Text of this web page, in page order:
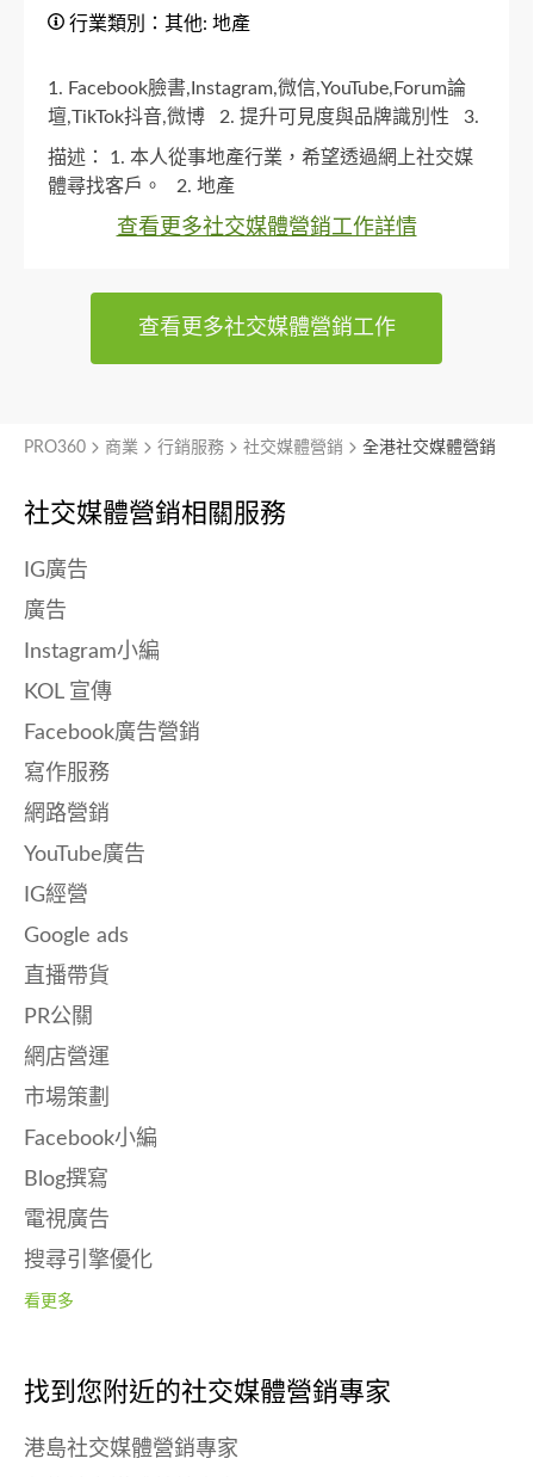
行業類別：其他: 地產
1. Facebook臉書,Instagram,微信,YouTube,Forum論
壇,TikTok抖音,微博
2. 提升可見度與品牌識別性
3.
小型企業（少於50名員工）
4. 沒有 5. 港島,灣仔
區
描述： 1. 本人從事地產行業，希望透過網上社交媒
體尋找客戶。
2. 地產
查看更多社交媒體營銷工作詳情
查看更多社交媒體營銷工作
社交媒體營銷相關服務
IG廣告
廣告
Instagram小編
KOL 宣傳
Facebook廣告營銷
寫作服務
網路營銷
YouTube廣告
IG經營
Google ads
直播帶貨
PR公關
網店營運
市場策劃
Facebook小編
Blog撰寫
電視廣告
搜尋引擎優化
看更多
找到您附近的社交媒體營銷專家
港島社交媒體營銷專家
PRO360 商業 行銷服務 社交媒體營銷 全港社交媒體營銷